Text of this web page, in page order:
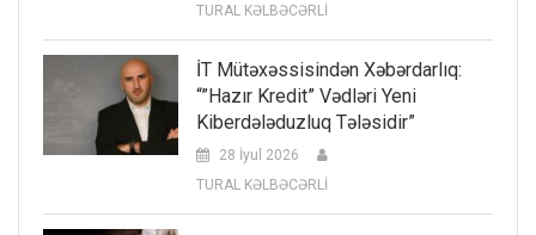
TURAL KƏLBƏCƏRLİ
İT Mütəxəssisindən Xəbərdarlıq:
“”Hazır Kredit” Vədləri Yeni
Kiberdələduzluq Tələsidir”
28 İyul 2026
TURAL KƏLBƏCƏRLİ